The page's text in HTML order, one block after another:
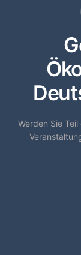
Werden Sie